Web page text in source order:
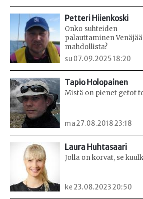
Petteri Hiienkoski
Onko suhteiden
palauttaminen
mahdollista?
su 07.09.2025 18:20
Tapio Holopainen
Mistä on pienet getot
ma 27.08.2018 23:18
Laura Huhtasaari
Jolla on korvat, se
ke 23.08.2023 20:50